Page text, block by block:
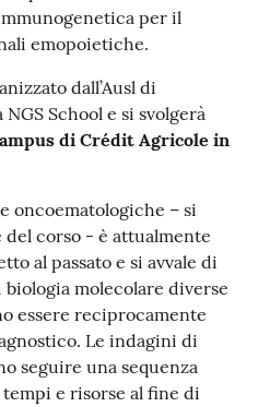
per il
emopoietiche.
dall’Ausl di
School e si svolgerà
di Crédit Agricole in
oncoematologiche – si
corso - è attualmente
al passato e si avvale di
molecolare diverse
essere reciprocamente
Le indagini di
seguire una sequenza
e risorse al fine di